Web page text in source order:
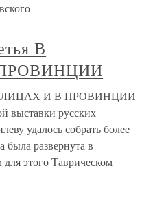
В
И В ПРОВИНЦИИ
выставки русских
удалось собрать более
была развернута в
этого Таврическом